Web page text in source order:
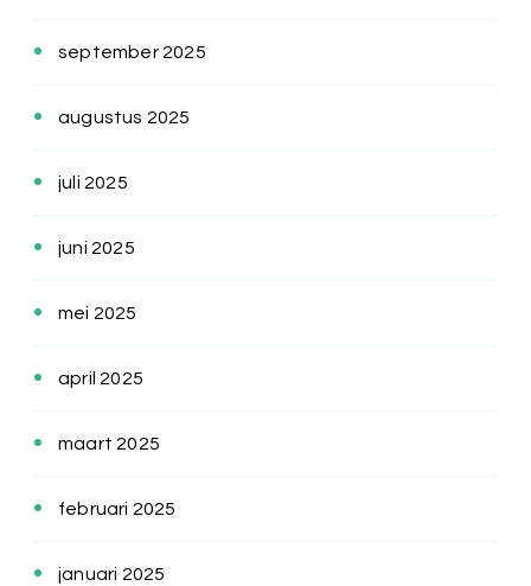
september 2025
augustus 2025
juli 2025
juni 2025
mei 2025
april 2025
maart 2025
februari 2025
januari 2025